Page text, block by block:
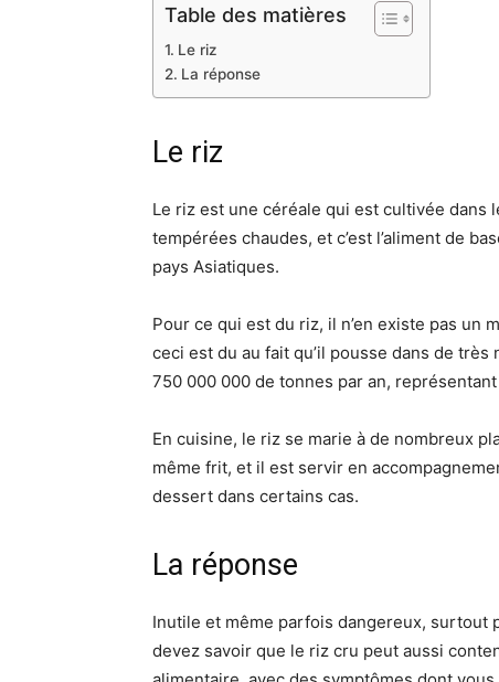
Table des matières
Le riz
La réponse
Le riz
Le riz est une céréale qui est cultivée dans
tempérées chaudes, et c’est l’aliment de
pays Asiatiques.
Pour ce qui est du riz, il n’en existe pas un
ceci est du au fait qu’il pousse dans de
750 000 000 de tonnes par an,
En cuisine, le riz se marie à de nombreux
même frit, et il est servir en
dessert dans certains cas.
La réponse
Inutile et même parfois dangereux, surtout
devez savoir que le riz cru peut aussi